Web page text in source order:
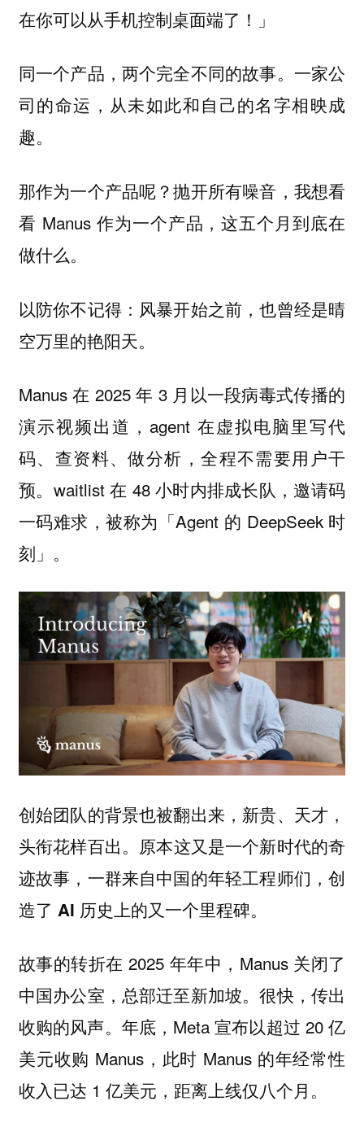
在你可以从手机控制桌面端了！」
同一个产品，两个完全不同的故事。一家公
司的命运，从未如此和自己的名字相映成
趣。
那作为一个产品呢？抛开所有噪音，我想看
看 Manus 作为一个产品，这五个月到底在
做什么。
以防你不记得：风暴开始之前，也曾经是晴
空万里的艳阳天。
Manus 在 2025 年 3 月以一段病毒式传播的
演示视频出道，agent 在虚拟电脑里写代
码、查资料、做分析，全程不需要用户干
预。waitlist 在 48 小时内排成长队，邀请码
一码难求，被称为「Agent 的 DeepSeek 时
刻」。
创始团队的背景也被翻出来，新贵、天才，
头衔花样百出。 原本这又是一个新时代的奇
迹故事，一群来自中国的年轻工程师们，创
造了 AI 历史上的又一个里程碑。
故事的转折在 2025 年年中，Manus 关闭了
中国办公室，总部迁至新加坡。很快，传出
收购的风声。年底，Meta 宣布以超过 20 亿
美元收购 Manus，此时 Manus 的年经常性
收入已达 1 亿美元，距离上线仅八个月。